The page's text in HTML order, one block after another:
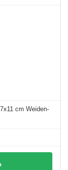
cm Weiden-